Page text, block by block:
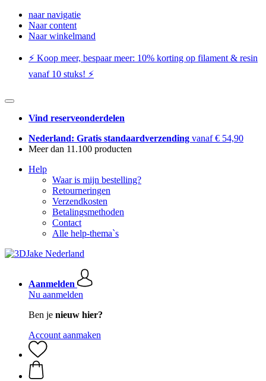
naar navigatie
Naar content
Naar winkelmand
⚡️ Koop meer, bespaar meer: ​​10% korting op filament & resin
vanaf 10 stuks! ⚡️
Vind reserveonderdelen
Nederland: Gratis standaardverzending vanaf € 54,90
Meer dan 11.100 producten
Help
Waar is mijn bestelling?
Retourneringen
Verzendkosten
Betalingsmethoden
Contact
Alle help-thema`s
Aanmelden
Nu aanmelden
Ben je nieuw hier?
Account aanmaken